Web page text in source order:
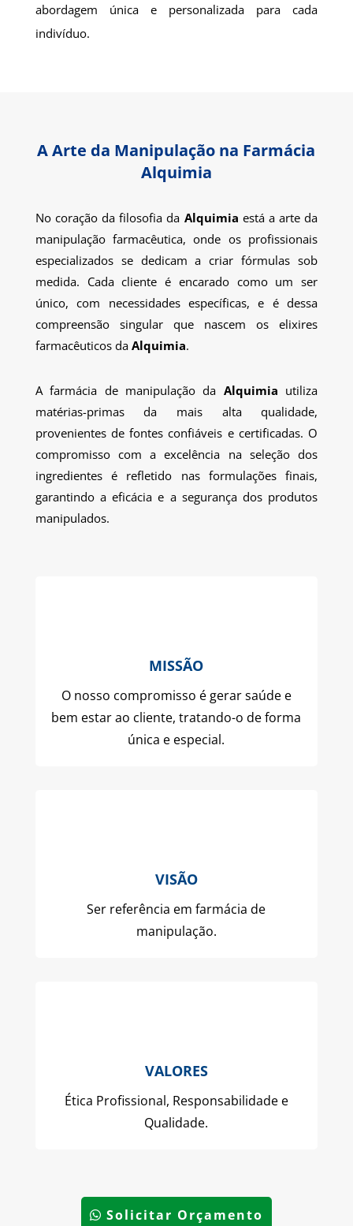
abordagem única e personalizada para cada
indivíduo.
A Arte da Manipulação na Farmácia
Alquimia
No coração da filosofia da Alquimia está a arte da
manipulação farmacêutica, onde os profissionais
especializados se dedicam a criar fórmulas sob
medida. Cada cliente é encarado como um ser
único, com necessidades específicas, e é dessa
compreensão singular que nascem os elixires
farmacêuticos da Alquimia.
A farmácia de manipulação da Alquimia utiliza
matérias-primas da mais alta qualidade,
provenientes de fontes confiáveis e certificadas. O
compromisso com a excelência na seleção dos
ingredientes é refletido nas formulações finais,
garantindo a eficácia e a segurança dos produtos
manipulados.
MISSÃO
O nosso compromisso é gerar saúde e
bem estar ao cliente, tratando-o de forma
única e especial.
VISÃO
Ser referência em farmácia de
manipulação.
VALORES
Ética Profissional, Responsabilidade e
Qualidade.
Solicitar Orçamento